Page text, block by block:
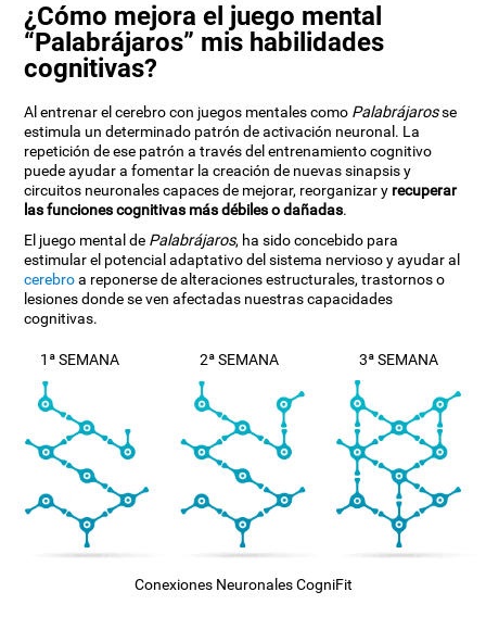
¿Cómo mejora el juego mental
“Palabrájaros” mis habilidades
cognitivas?
Al entrenar el cerebro con juegos mentales como Palabrájarosse
estimula un determinado patrón de activación neuronal. La
repetición de ese patrón a través del entrenamiento cognitivo
puede ayudar a fomentar la creación de nuevas sinapsis y
circuitos neuronales capaces de mejorar, reorganizar y recuperar
las funciones cognitivas más débiles o dañadas.
El juego mental de Palabrájaros, ha sido concebido para
estimular el potencial adaptativo del sistema nervioso y ayudar al
cerebroa reponerse de alteraciones estructurales, trastornos o
lesiones donde se ven afectadas nuestras capacidades
cognitivas.
1ª SEMANA 2ª SEMANA 3ª SEMANA
Conexiones Neuronales CogniFit